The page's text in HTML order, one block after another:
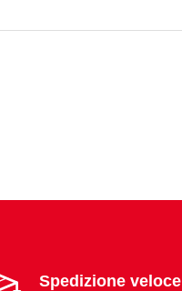
Spedizione veloce